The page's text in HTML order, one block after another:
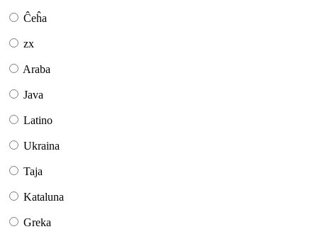
Ĉeĥa
zx
Araba
Java
Latino
Ukraina
Taja
Kataluna
Greka